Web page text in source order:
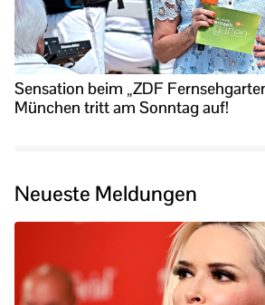
Sensation beim „ZDF
München tritt am Sonntag auf!
Neueste Meldungen